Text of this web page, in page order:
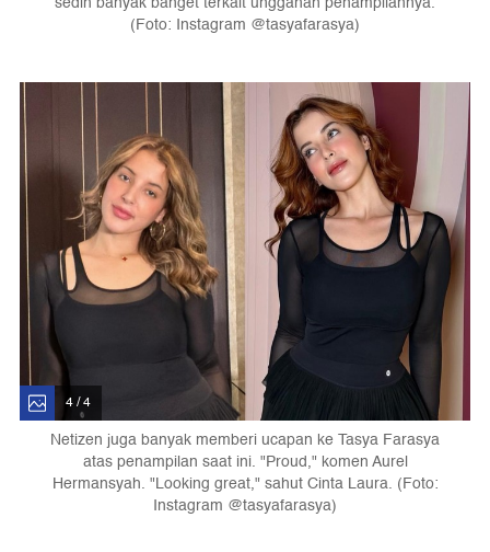
(Foto: Instagram @tasyafarasya)
4 / 4
Netizen juga banyak memberi ucapan ke Tasya Farasya
atas penampilan saat ini. "Proud," komen Aurel
Hermansyah. "Looking great," sahut Cinta Laura. (Foto:
Instagram @tasyafarasya)